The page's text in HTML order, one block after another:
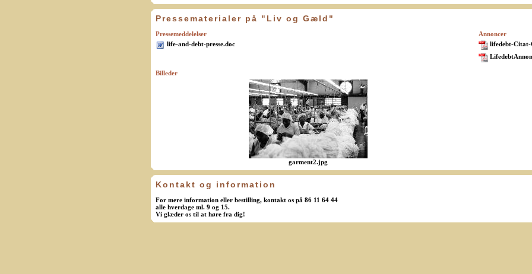
Pressematerialer på "Liv og Gæld"
Pressemeddelelser
life-and-debt-presse.doc
Annoncer
lifedebt-Citat-
Billeder
garment2.jpg
Kontakt og information
For mere information eller bestilling, kontakt os på 86 11 64 44
alle hverdage ml. 9 og 15.
Vi glæder os til at høre fra dig!